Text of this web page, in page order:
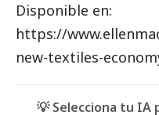
Disponible en:
https://
new-textiles-
💡 Selecciona tu